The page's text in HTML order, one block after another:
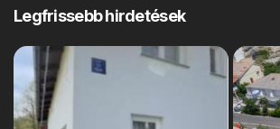
Legfrissebb hirdetések